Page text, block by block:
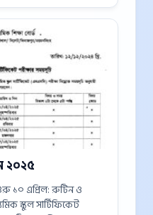
২০২৫
১০ এপ্রিল: রুটিন ও
স্কুল সার্টিফিকেট